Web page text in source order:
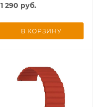
1 290 руб.
В КОРЗИНУ